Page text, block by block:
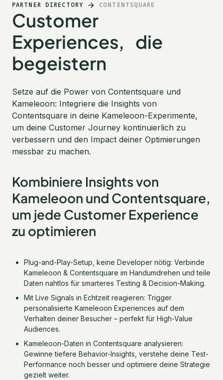
PARTNER DIRECTORY CONTENTSQUARE
Customer
Experiences, die
begeistern
Setze auf die Power von Contentsquare und
Kameleoon: Integriere die Insights von
Contentsquare in deine Kameleoon-Experimente,
um deine Customer Journey kontinuierlich zu
verbessern und den Impact deiner Optimierungen
messbar zu machen.
Kombiniere Insights von
Kameleoon und Contentsquare,
um jede Customer Experience
zu optimieren
Plug-and-Play-Setup, keine Developer nötig: Verbinde
Kameleoon & Contentsquare im Handumdrehen und teile
Daten nahtlos für smarteres Testing & Decision-Making.
Mit Live Signals in Echtzeit reagieren: Trigger
personalisierte Kameleoon Experiences auf dem
Verhalten deiner Besucher – perfekt für High-Value
Audiences.
Kameleoon-Daten in Contentsquare analysieren:
Gewinne tiefere Behavior-Insights, verstehe deine Test-
Performance noch besser und optimiere deine Strategie
gezielt weiter.